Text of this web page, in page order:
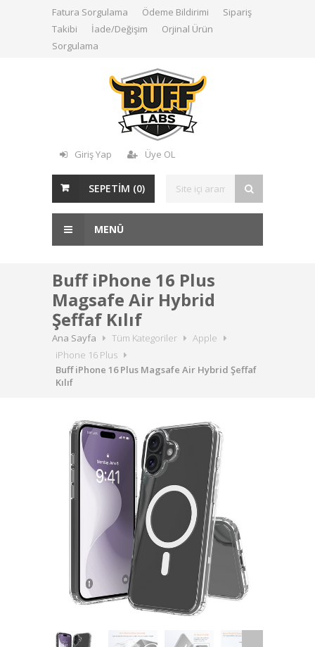
Fatura Sorgulama Ödeme Bildirimi
Sipariş
Takibi
İade/Değişim
Orjinal Ürün
Sorgulama
Giriş Yap Üye OL
SEPETİM (0)
MENÜ
Buff iPhone 16 Plus
Magsafe Air Hybrid
Şeffaf Kılıf
Ana Sayfa Tüm Kategoriler
Apple
iPhone 16 Plus
Buff iPhone 16 Plus Magsafe Air Hybrid Şeffaf
Kılıf